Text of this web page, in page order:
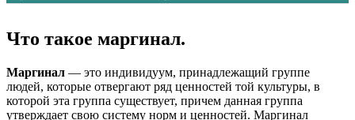
Что такое маргинал.
Маргинал — это индивидуум, принадлежащий группе
людей, которые отвергают ряд ценностей той культуры, в
которой эта группа существует, причем данная группа
утверждает свою систему норм и ценностей. Маргинал